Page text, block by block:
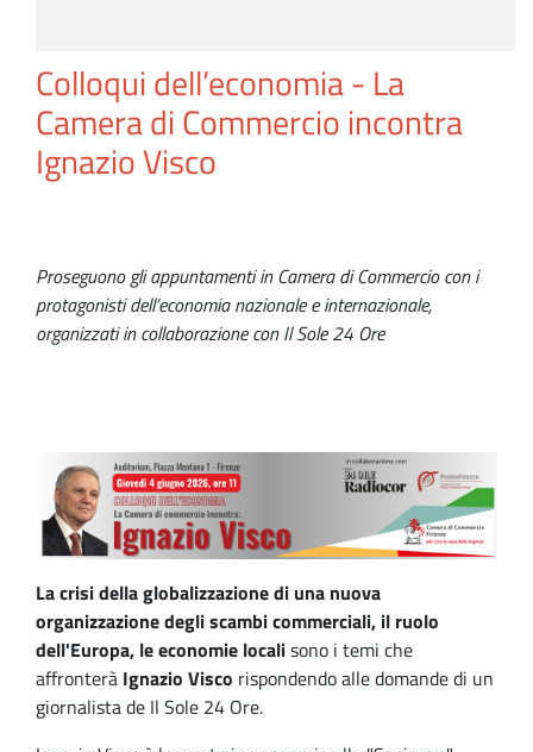
Colloqui dell’economia - La
Camera di Commercio incontra
Ignazio Visco
Proseguono gli appuntamenti in Camera di Commercio con i
protagonisti dell’economia nazionale e internazionale,
organizzati in collaborazione con Il Sole 24 Ore
La crisi della globalizzazione di una nuova
organizzazione degli scambi commerciali, il ruolo
dell'Europa, le economie localisono i temi che
affronterà Ignazio Visco rispondendo alle domande di un
giornalista de Il Sole 24 Ore.